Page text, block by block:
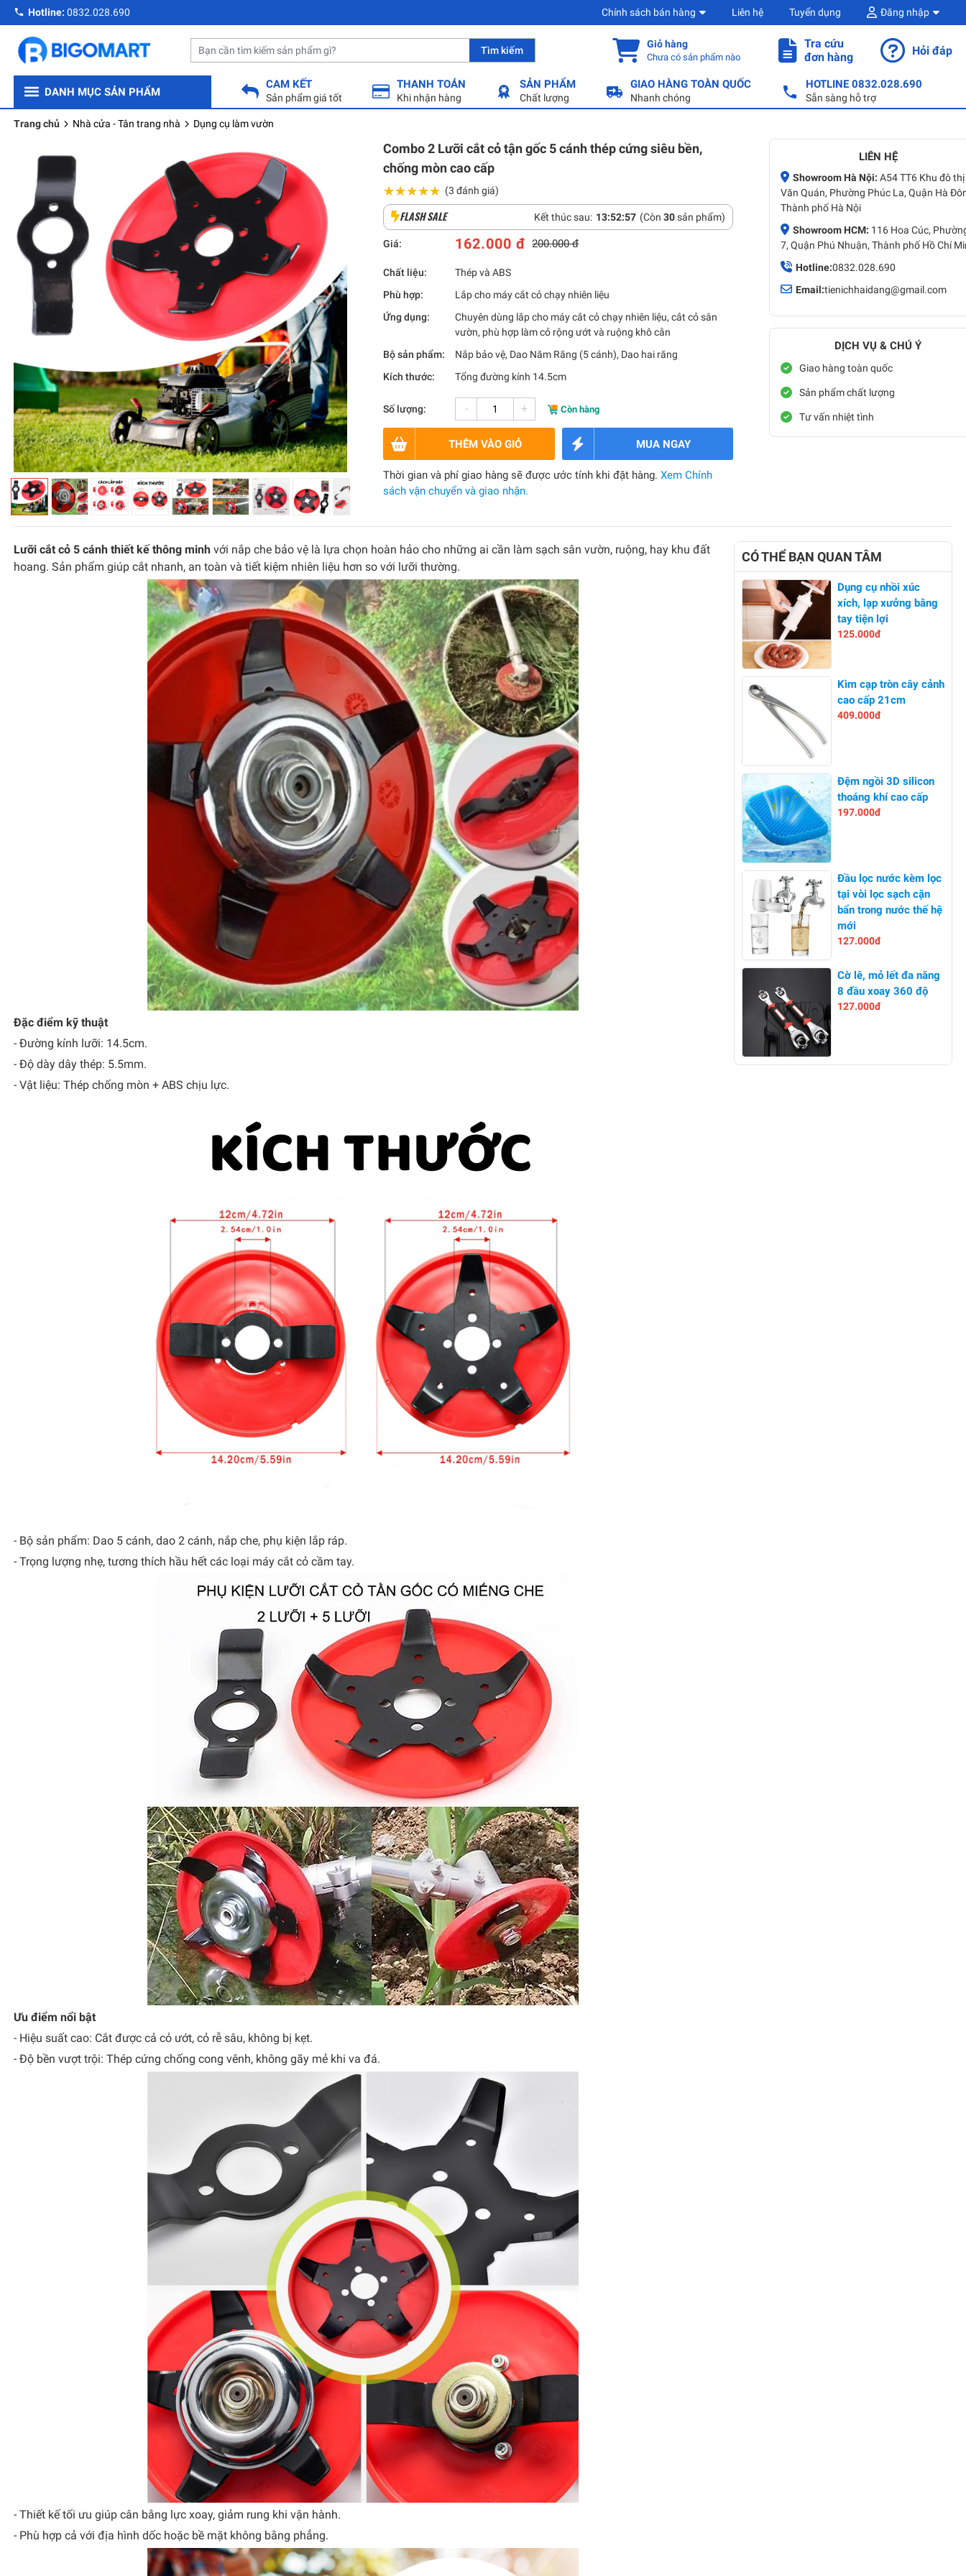
Hotline: 0832.028.690 Chính sách bán hàng Liên hệ Tuyển dụng Đăng nhập
Tìm kiếm
Giỏ hàng
Chưa có sản phẩm nào
Tra cứu
đơn hàng
Hỏi đáp
DANH MỤC SẢN PHẨM
CAM KẾT
Sản phẩm giá tốt
THANH TOÁN
Khi nhận hàng
SẢN PHẨM
Chất lượng
GIAO HÀNG TOÀN QUỐC
Nhanh chóng
HOTLINE 0832.028.690
Sẵn sàng hỗ trợ
Trang chủ Nhà cửa - Tân trang nhà Dụng cụ làm vườn
Combo 2 Lưỡi cắt cỏ tận gốc 5 cánh thép cứng siêu bền,
chống mòn cao cấp
★★★★★
★★★★★ (3 đánh giá)
FLASH SALE Kết thúc sau: 13:52:55 (Còn 30sản phẩm)
Giá: 162.000 đ 200.000 đ
Chất liệu:
Thép và ABS
Phù hợp:
Lắp cho máy cắt cỏ chạy nhiên liệu
Ứng dụng:
Chuyên dùng lắp cho máy cắt cỏ chạy nhiên liệu, cắt cỏ sân
vườn, phù hợp làm cỏ rộng ướt và ruộng khô cằn
Bộ sản phẩm:
Nắp bảo vệ, Dao Năm Răng (5 cánh), Dao hai răng
Kích thước:
Tổng đường kính 14.5cm
Số lượng: - + Còn hàng
THÊM VÀO GIỎ MUA NGAY
Thời gian và phí giao hàng sẽ được ước tính khi đặt hàng.Xem Chính
sách vận chuyển và giao nhận.
LIÊN HỆ
Showroom Hà Nội: A54 TT6 Khu đô thị
Văn Quán, Phường Phúc La, Quận Hà
Thành phố Hà Nội
Showroom HCM: 116 Hoa Cúc,
7, Quận Phú Nhuận, Thành phố Hồ Chí
Hotline:0832.028.690
Email:tienichhaidang@gmail.com
DỊCH VỤ & CHÚ Ý
Giao hàng toàn quốc
Sản phẩm chất lượng
Tư vấn nhiệt tình
Lưỡi cắt cỏ 5 cánh thiết kế thông minh với nắp che bảo vệ là lựa chọn hoàn hảo cho những ai cần làm sạch sân vườn, ruộng, hay khu đất
hoang. Sản phẩm giúp cắt nhanh, an toàn và tiết kiệm nhiên liệu hơn so với lưỡi thường.
Đặc điểm kỹ thuật
- Đường kính lưỡi: 14.5cm.
- Độ dày dây thép: 5.5mm.
- Vật liệu: Thép chống mòn + ABS chịu lực.
- Bộ sản phẩm: Dao 5 cánh, dao 2 cánh, nắp che, phụ kiện lắp ráp.
- Trọng lượng nhẹ, tương thích hầu hết các loại máy cắt cỏ cầm tay.
Ưu điểm nổi bật
- Hiệu suất cao: Cắt được cả cỏ ướt, cỏ rễ sâu, không bị kẹt.
- Độ bền vượt trội: Thép cứng chống cong vênh, không gãy mẻ khi va đá.
- Thiết kế tối ưu giúp cân bằng lực xoay, giảm rung khi vận hành.
- Phù hợp cả với địa hình dốc hoặc bề mặt không bằng phẳng.
CÓ THỂ BẠN QUAN TÂM
-26%
Dụng cụ nhồi xúc
xích, lạp xưởng bằng
tay tiện lợi
125.000đ
-0%
Kìm cạp tròn cây cảnh
cao cấp 21cm
409.000đ
-24%
Đệm ngồi 3D silicon
thoáng khí cao cấp
197.000đ
-0%
Đầu lọc nước kèm lọc
tại vòi lọc sạch cặn
bẩn trong nước thế hệ
mới
127.000đ
-0%
Cờ lê, mỏ lết đa năng
8 đầu xoay 360 độ
127.000đ